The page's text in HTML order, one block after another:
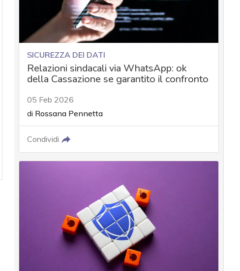
SICUREZZA DEI DATI
Relazioni sindacali via WhatsApp: ok
della Cassazione se garantito il confronto
05 Feb 2026
di Rossana Pennetta
Condividi